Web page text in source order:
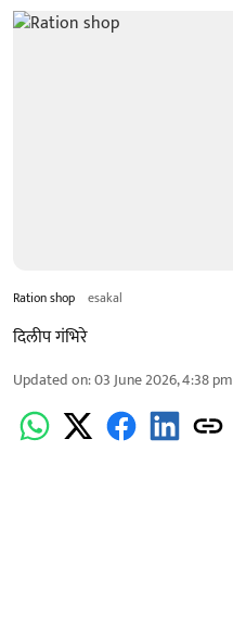
Ration shop esakal
दिलीप गंभिरे
Updated on:03 June 2026, 4:38 pm